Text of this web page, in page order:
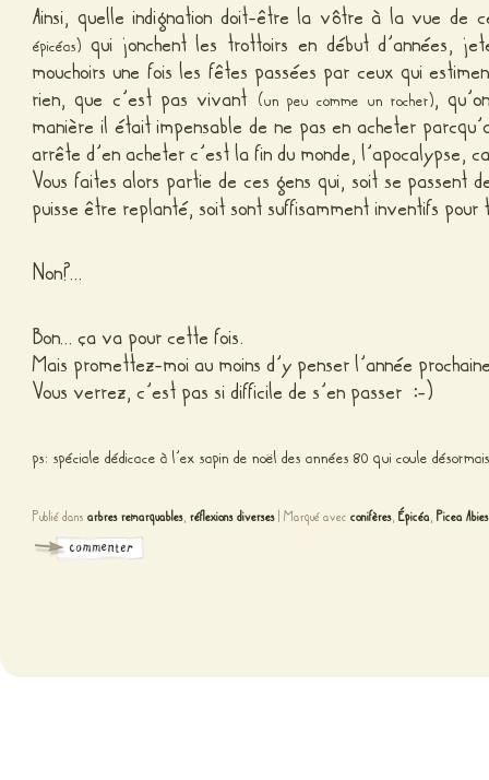
Ainsi, quelle indignation doit-être la vôtre à la vue de
épicéas) qui jonchent les trottoirs en début d’années,
mouchoirs une fois les fêtes passées par ceux qui
rien, que c’est pas vivant (un peu comme un rocher),
manière il était impensable de ne pas en acheter
arrête d’en acheter c’est la fin du monde, l’apocalypse,
Vous faites alors partie de ces gens qui, soit se passent
puisse être replanté, soit sont suffisamment inventifs
Non?…
Bon… ça va pour cette fois.
Mais promettez-moi au moins d’y penser l’année
Vous verrez, c’est pas si difficile de s’en passer :-)
ps: spéciale dédicace à l’ex sapin de noël des années 80 qui coule
Publié dans arbres remarquables, réflexions diverses| Marqué avec conifères, Épicéa, Picea Abies